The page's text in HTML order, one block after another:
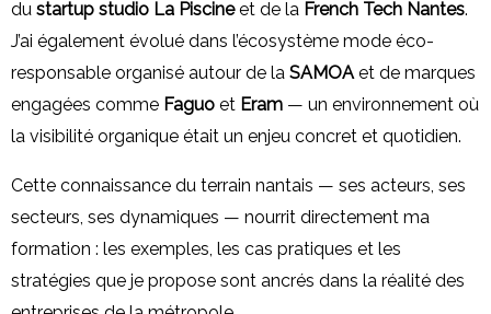
du startup studio La Piscineet de la French Tech Nantes.
J’ai également évolué dans l’écosystème mode éco-
responsable organisé autour de la SAMOA et de marques
engagées comme Faguo et Eram — un environnement où
la visibilité organique était un enjeu concret et quotidien.
Cette connaissance du terrain nantais — ses acteurs, ses
secteurs, ses dynamiques — nourrit directement ma
formation : les exemples, les cas pratiques et les
stratégies que je propose sont ancrés dans la réalité des